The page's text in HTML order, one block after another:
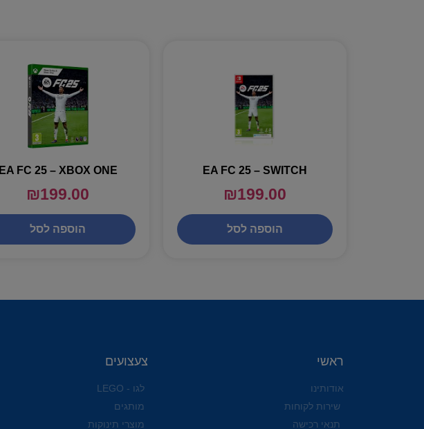
EA FC 25 – SWITCH
₪199.00
הוספה לסל
EA FC 25 – XBOX ONE
₪199.00
הוספה לסל
ראשי
אודותינו
שירות לקוחות
תנאי רכישה
צעצועים
לגו - LEGO
מותגים
מוצרי תינוקות